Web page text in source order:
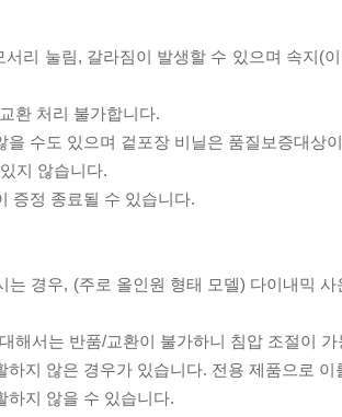
리 눌림, 갈라짐이 발생할 수 있으며 속지(
환 처리 불가합니다.
수도 있으며 겉포장 비닐은 품질보증대상
지 않습니다.
증정 종료될 수 있습니다.
경우, (주로 올인원 형태 모델) 다이내믹
해서는 반품/교환이 불가하니 침압 조절이
지 않은 경우가 있습니다. 전용 제품으로
하지 않을 수 있습니다.